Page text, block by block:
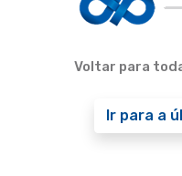
Voltar para
Ir para a